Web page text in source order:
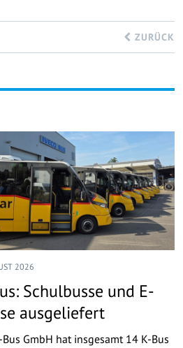
ZURÜCK
2026
Schulbusse und E-
ausgeliefert
Bus GmbH hat insgesamt 14 K-Bus